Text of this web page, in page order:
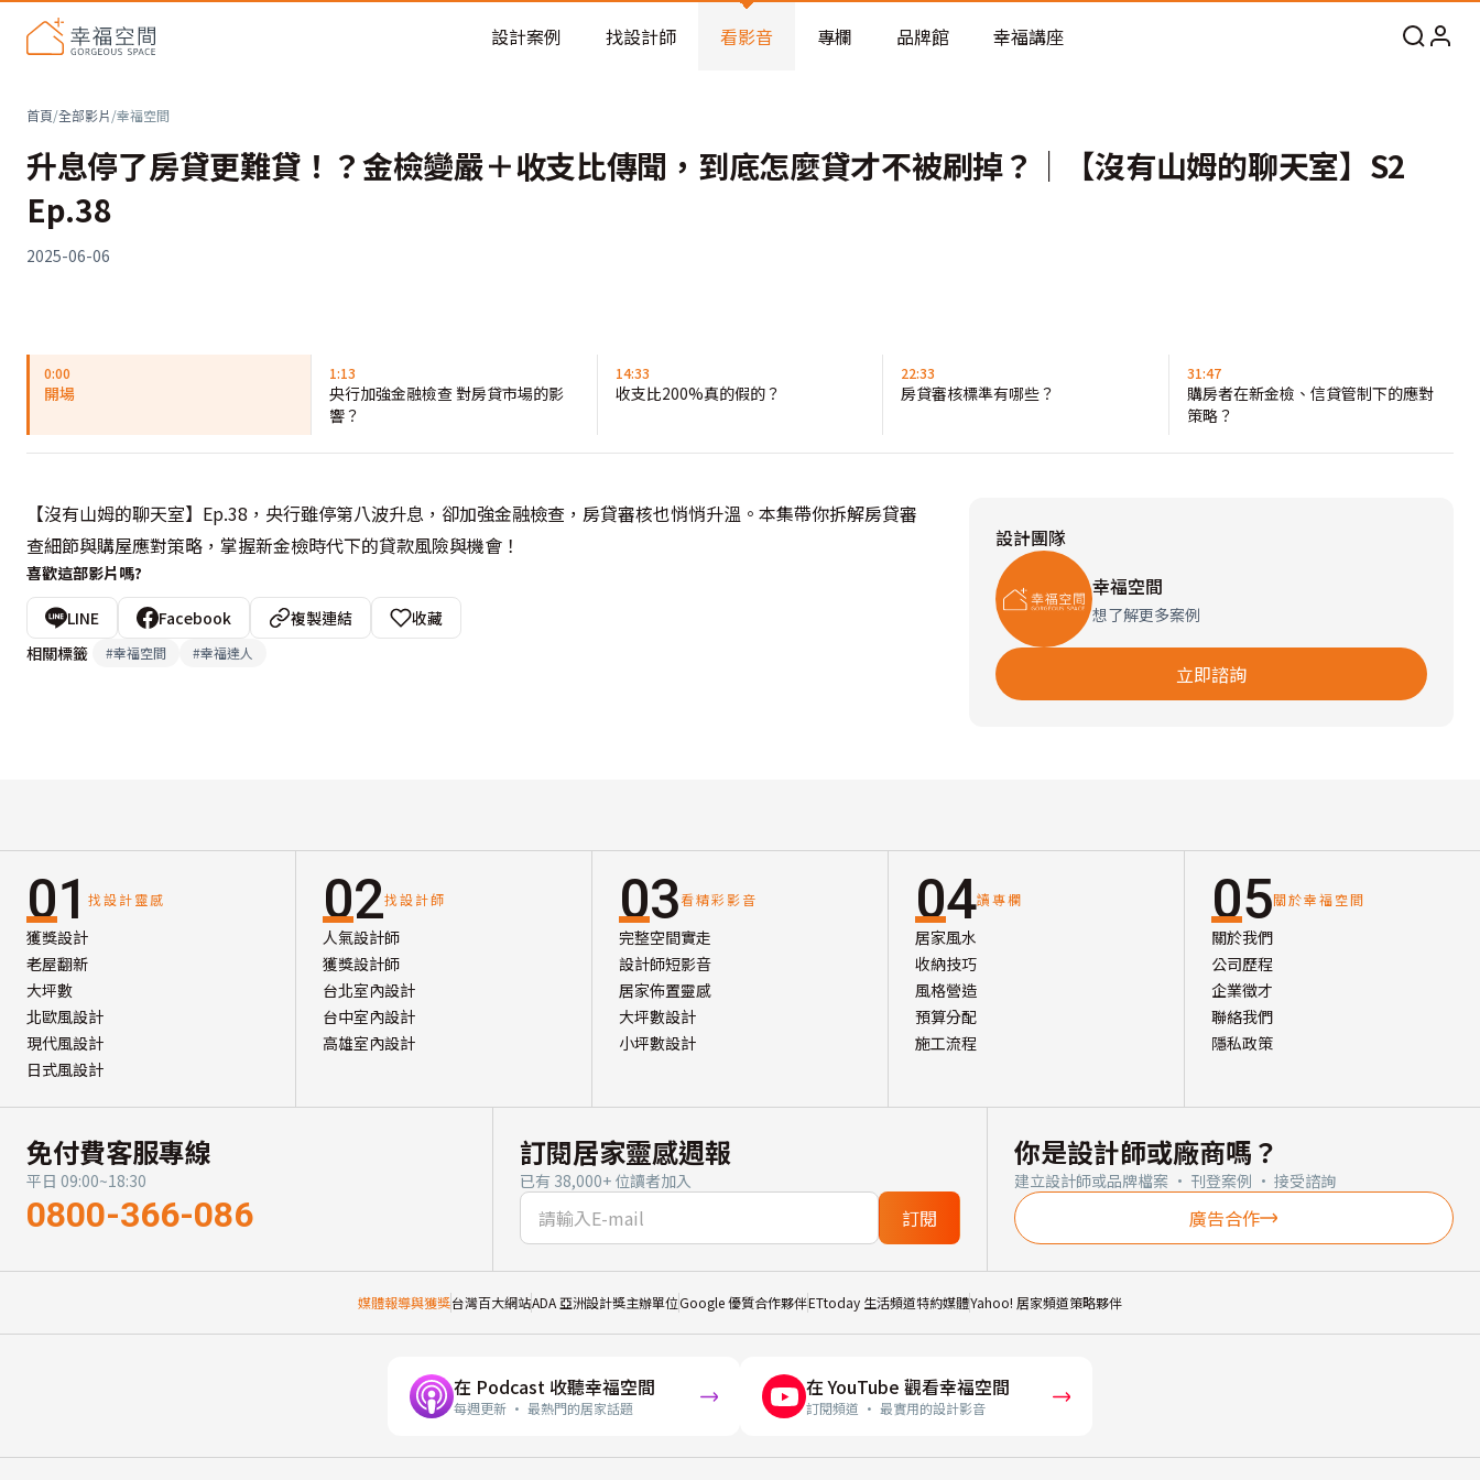
老屋預算分配與高 CP 值煥新術
設計案例 找設計師 看影音 專欄 品牌館 幸福講座
首頁/全部影片/幸福空間
升息停了房貸更難貸！？金檢變嚴＋收支比傳聞，到底怎麼貸才不被刷掉？｜【沒有山姆的聊天室】S2
Ep.38
2025-06-06
0:00
開場
1:13
央行加強金融檢查 對房貸市場的影
響？
14:33
收支比200%真的假的？
22:33
房貸審核標準有哪些？
31:47
購房者在新金檢、信貸管制下的應對
策略？
【沒有山姆的聊天室】Ep.38，央行雖停第八波升息，卻加強金融檢查，房貸審核也悄悄升溫。本集帶你拆解房貸審
查細節與購屋應對策略，掌握新金檢時代下的貸款風險與機會！
喜歡這部影片嗎?
LINE Facebook 複製連結
收藏
相關標籤
#幸福空間 #幸福達人
設計團隊
幸福空間
想了解更多案例
立即諮詢
01 找設計靈感
獲獎設計
老屋翻新
大坪數
北歐風設計
現代風設計
日式風設計
02找設計師
人氣設計師
獲獎設計師
台北室內設計
台中室內設計
高雄室內設計
03看精彩影音
完整空間實走
設計師短影音
居家佈置靈感
大坪數設計
小坪數設計
04讀專欄
居家風水
收納技巧
風格營造
預算分配
施工流程
05關於幸福空間
關於我們
公司歷程
企業徵才
聯絡我們
隱私政策
免付費客服專線
平日 09:00~18:30
0800-366-086
訂閱居家靈感週報
已有 38,000+ 位讀者加入
訂閱
你是設計師或廠商嗎？
建立設計師或品牌檔案 · 刊登案例 · 接受諮詢
廣告合作
媒體報導與獲獎台灣百大網站ADA 亞洲設計獎主辦單位Google 優質合作夥伴ETtoday 生活頻道特約媒體Yahoo! 居家頻道策略夥伴
在 Podcast 收聽幸福空間
每週更新 · 最熱門的居家話題
在 YouTube 觀看幸福空間
訂閱頻道 · 最實用的設計影音